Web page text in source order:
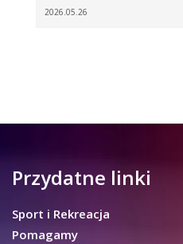
2026.05.26
Przydatne linki
Sport i Rekreacja
Pomagamy